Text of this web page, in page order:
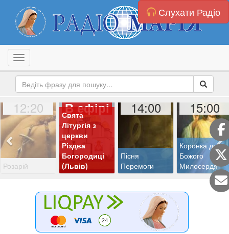
Слухати Радіо
Toggle navigation
12:20
Розарій
В ефірі
Свята
Літургія з
церкви
Різдва
Богородиці
(Львів)
14:00
Пісня
Перемоги
15:00
Коронка до
Божого
Милосердя